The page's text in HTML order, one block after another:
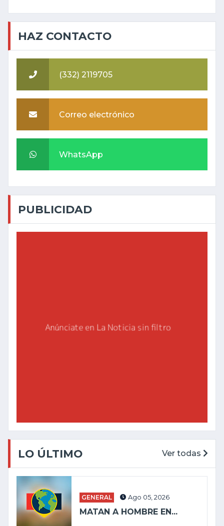
HAZ CONTACTO
(332) 2119705
Correo electrónico
WhatsApp
PUBLICIDAD
LO ÚLTIMO Ver todas
GENERAL Ago 05, 2026
MATAN A HOMBRE EN...